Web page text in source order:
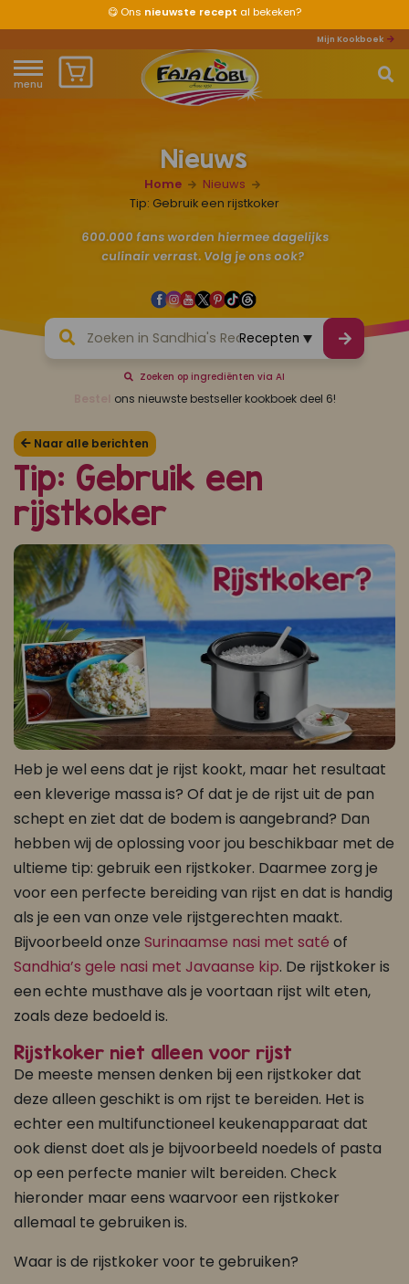
😋 Ons nieuwste recept al bekeken?
Mijn Kookboek
menu
Waar ben je naar op zoek?
Home
Over ons
Recepten
Producten
Waar verkrijgbaar?
Mijn kookboek
Zomervakantie 2026
Koop ons bestseller kookboek
Ofklik hier om je aan te melden voor Mijn Kookboek.
Nieuws
Home
Nieuws
Tip: Gebruik een rijstkoker
600.000 fans worden hiermee dagelijks
culinair verrast. Volg je ons ook?
Zoeken op ingrediënten via AI
ons nieuwste bestseller kookboek deel 6!
Naar alle berichten
Tip: Gebruik een
rijstkoker
Heb je wel eens dat je rijst kookt, maar het resultaat
een kleverige massa is? Of dat je de rijst uit de pan
schept en ziet dat de bodem is aangebrand? Dan
hebben wij de oplossing voor jou beschikbaar met de
ultieme tip: gebruik een rijstkoker. Daarmee zorg je
voor een perfecte bereiding van rijst en dat is handig
als je een van onze vele rijstgerechten maakt.
Bijvoorbeeld onze Surinaamse nasi met saté of
Sandhia’s gele nasi met Javaanse kip. De rijstkoker is
een echte musthave als je voortaan rijst wilt eten,
zoals deze bedoeld is.
Rijstkoker niet alleen voor rijst
De meeste mensen denken bij een rijstkoker dat
deze alleen geschikt is om rijst te bereiden. Het is
echter een multifunctioneel keukenapparaat dat
ook dienst doet als je bijvoorbeeld noedels of pasta
op een perfecte manier wilt bereiden. Check
hieronder maar eens waarvoor een rijstkoker
allemaal te gebruiken is.
Waar is de rijstkoker voor te gebruiken?